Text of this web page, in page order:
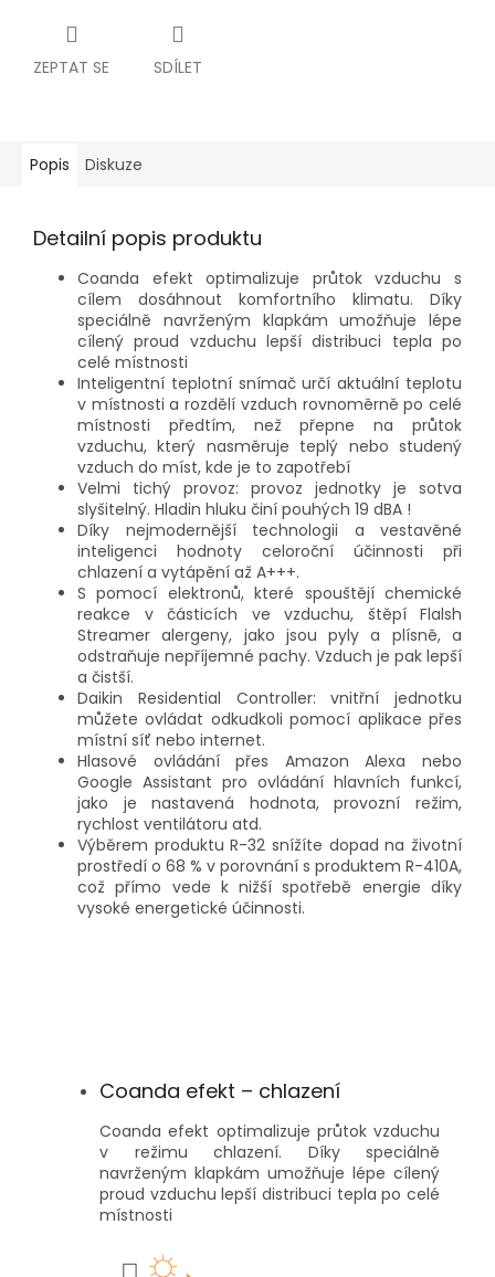
ZEPTAT SE SDÍLET
Popis Diskuze
Detailní popis produktu
Coanda efekt optimalizuje průtok vzduchu s
cílem dosáhnout komfortního klimatu. Díky
speciálně navrženým klapkám umožňuje lépe
cílený proud vzduchu lepší distribuci tepla po
celé místnosti
Inteligentní teplotní snímač určí aktuální teplotu
v místnosti a rozdělí vzduch rovnoměrně po celé
místnosti předtím, než přepne na průtok
vzduchu, který nasměruje teplý nebo studený
vzduch do míst, kde je to zapotřebí
Velmi tichý provoz: provoz jednotky je sotva
slyšitelný. Hladin hluku činí pouhých 19 dBA !
Díky nejmodernější technologii a vestavěné
inteligenci hodnoty celoroční účinnosti při
chlazení a vytápění až A+++.
S pomocí elektronů, které spouštějí chemické
reakce v částicích ve vzduchu, štěpí Flalsh
Streamer alergeny, jako jsou pyly a plísně, a
odstraňuje nepříjemné pachy. Vzduch je pak lepší
a čistší.
Daikin Residential Controller: vnitřní jednotku
můžete ovládat odkudkoli pomocí aplikace přes
místní síť nebo internet.
Hlasové ovládání přes Amazon Alexa nebo
Google Assistant pro ovládání hlavních funkcí,
jako je nastavená hodnota, provozní režim,
rychlost ventilátoru atd.
Výběrem produktu R-32 snížíte dopad na životní
prostředí o 68 % v porovnání s produktem R-410A,
což přímo vede k nižší spotřebě energie díky
vysoké energetické účinnosti.
Coanda efekt – chlazení
Coanda efekt optimalizuje průtok vzduchu
v režimu chlazení. Díky speciálně
navrženým klapkám umožňuje lépe cílený
proud vzduchu lepší distribuci tepla po celé
místnosti